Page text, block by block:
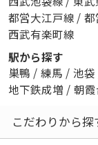
都営大江戸線 / 都
西武有楽町線
駅から探す
巣鴨 / 練馬 / 池袋
地下鉄成増 / 朝
こだわりから探